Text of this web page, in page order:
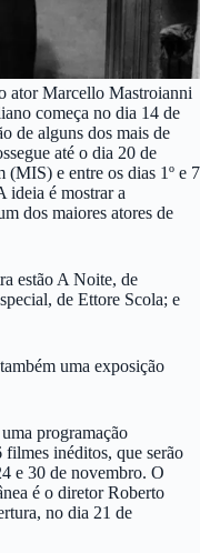
ator Marcello Mastroianni
começa no dia 14 de
de alguns dos mais de
até o dia 20 de
e entre os dias 1º e 7
ideia é mostrar a
dos maiores atores de
estão A Noite, de
de Ettore Scola; e
uma exposição
programação
inéditos, que serão
e 30 de novembro. O
é o diretor Roberto
no dia 21 de